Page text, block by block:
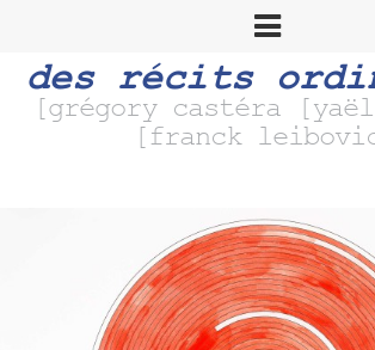
des récits
[grégory castéra
[franck